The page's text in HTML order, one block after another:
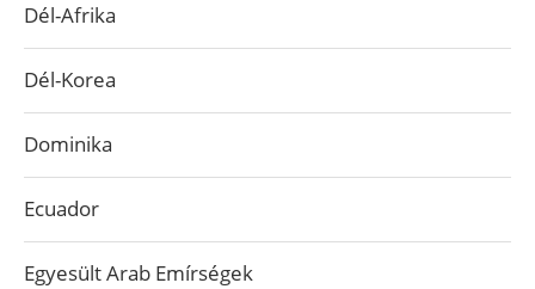
Dél-Afrika
Dél-Korea
Dominika
Ecuador
Egyesült Arab Emírségek